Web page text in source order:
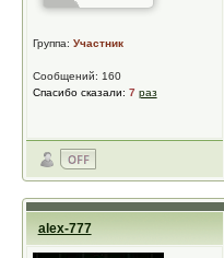
Группа: Участник
Сообщений: 160
Спасибо сказали: 7 раз
alex-777